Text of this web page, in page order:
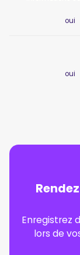
oui
oui
Enregistrez
lors de